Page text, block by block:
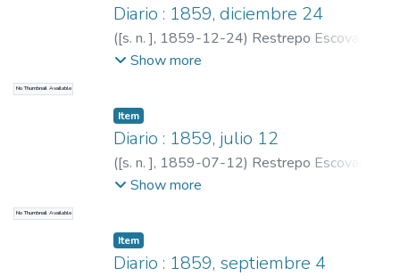
No Thumbnail Available
Diario : 1859, diciembre 24
([s. n. ], 1859-12-24) Restrepo Escovar,
Pedro Antonio, 1815-1899
Show more
No Thumbnail Available
Item
Diario : 1859, julio 12
([s. n. ], 1859-07-12) Restrepo Escovar,
Pedro Antonio, 1815-1899
Show more
Item
Diario : 1859, septiembre 4